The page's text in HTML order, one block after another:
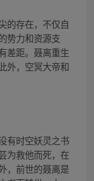
的存在，不仅自
势力和资源支
差距。聂离重生
外，空冥大帝和
有时空妖灵之书
为救他而死，在
，前世的聂离是